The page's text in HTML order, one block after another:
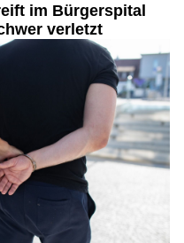
im Bürgerspital
verletzt